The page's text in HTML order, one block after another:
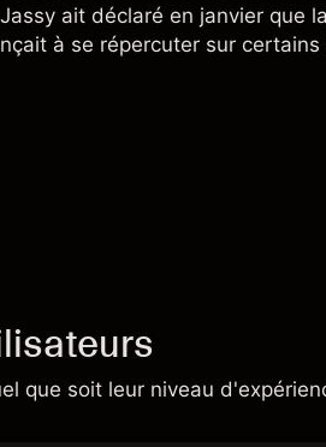
ait déclaré en janvier que
à se répercuter sur certains
ne préjugent pas des résultats
que soit leur niveau